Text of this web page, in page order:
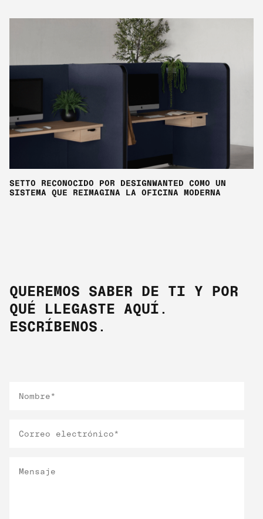
SETTO RECONOCIDO POR DESIGNWANTED COMO UN
SISTEMA QUE REIMAGINA LA OFICINA MODERNA
QUEREMOS SABER DE TI Y POR
QUÉ LLEGASTE AQUÍ.
ESCRÍBENOS.